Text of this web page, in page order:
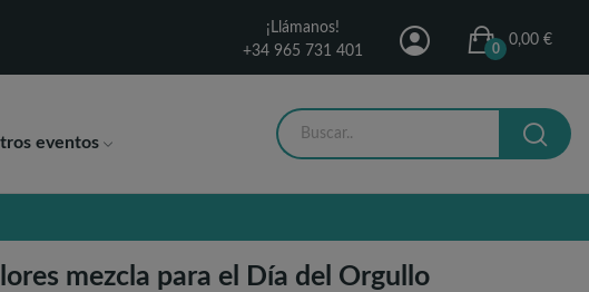
¡Llámanos!
+34 965 731 401
0,00 €
0
eventos
mezcla para el Día del Orgullo